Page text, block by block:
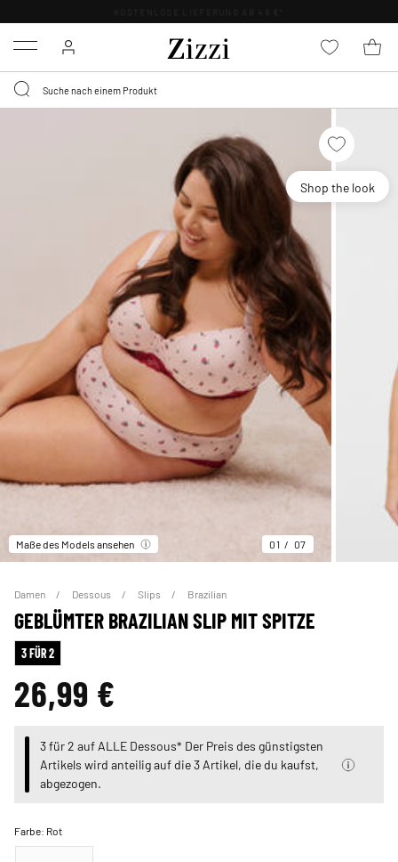
Menu
Shop the look
Maße des Models ansehen 01 07
Damen Dessous Slips Brazilian
GEBLÜMTER BRAZILIAN SLIP MIT SPITZE
3 FÜR 2
26,99 €
3 für 2 auf ALLE Dessous* Der Preis des günstigsten
Artikels wird anteilig auf die 3 Artikel, die du kaufst,
abgezogen.
Farbe: Rot